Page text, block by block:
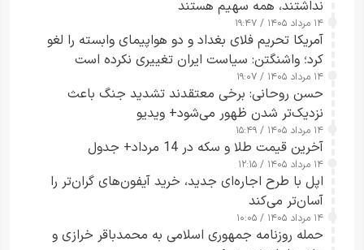
نداشتند، همه سهیم هستند
۱۴ مرداد ۱۴۰۵ / ۱۹:۴۷
آمریکا تحریم فلای بغداد و دو هواپیمای وابسته را لغو
کرد؛ واشنگتن: سیاست ایران تغییری نکرده است
۱۴ مرداد ۱۴۰۵ / ۱۹:۰۷
حسن روحانی: برخی معتقدند تشدید جنگ باعث
نزدیک‌تر شدن ظهور می‌شود+ ویدیو
۱۴ مرداد ۱۴۰۵ / ۱۵:۴۹
آخرین قیمت طلا و سکه در 14 مرداد+ جدول
۱۴ مرداد ۱۴۰۵ / ۱۲:۱۵
اپل با طرح اجاره‌ای جدید، خرید آیفون‌های گران‌تر را
آسان‌تر می‌کند
۱۴ مرداد ۱۴۰۵ / ۱۰:۰۵
حمله روزنامه جمهوری اسلامی به محمدباقر خرازی و